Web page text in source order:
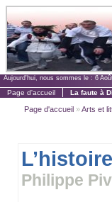
Aujourd'hui, nous sommes le : 6
Page d'accueil La faute à
Page d'accueil »Arts et
Philippe